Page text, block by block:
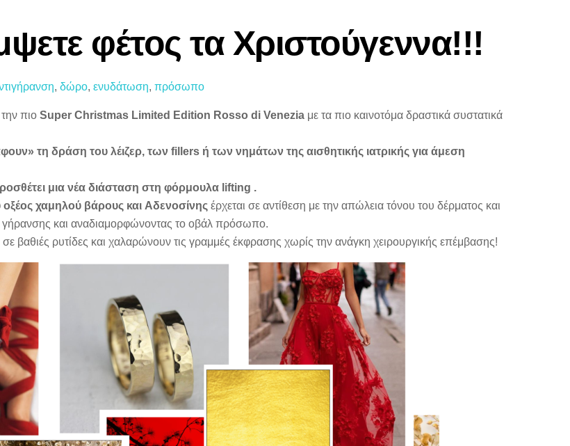
φέτος τα Χριστούγεννα!!!
, δώρο, ενυδάτωση, πρόσωπο
πιo Super Christmas Limited Edition Rosso di Venezia με τα πιο καινοτόμα δραστικά συστατικά
τη δράση του λέιζερ, των fillers ή των νημάτων της αισθητικής ιατρικής για άμεση
μια νέα διάσταση στη φόρμουλα lifting .
χαμηλού βάρους και Αδενοσίνης έρχεται σε αντίθεση με την απώλεια τόνου του δέρματος και
και αναδιαμορφώνοντας το οβάλ πρόσωπο.
βαθιές ρυτίδες και χαλαρώνουν τις γραμμές έκφρασης χωρίς την ανάγκη χειρουργικής επέμβασης!